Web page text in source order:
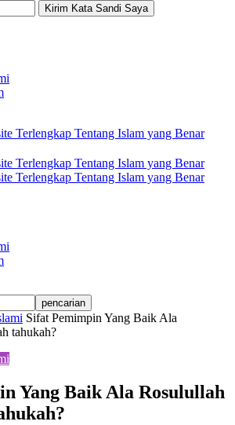
Sifat Pemimpin Yang Baik Ala
tahukah?
Yang Baik Ala Rosulullah